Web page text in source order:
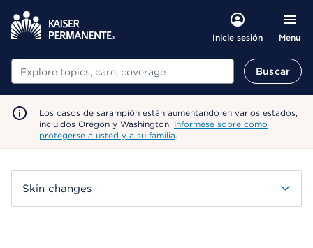
Inicie sesión Menu
Buscar Buscar
Los casos de sarampión están aumentando en varios estados,
incluidos Oregon y Washington. Infórmese sobre cómo
protegerse a usted y a su familia.
Skin changes